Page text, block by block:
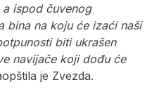
ispod čuvenog
bina na koju će izaći naši
biti ukrašen
navijače koji dođu će
je Zvezda.